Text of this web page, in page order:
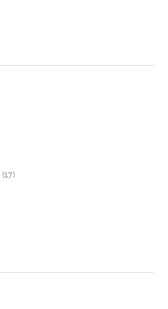
(17)